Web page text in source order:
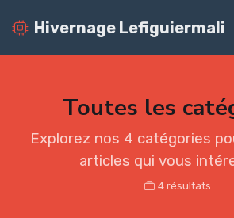
Hivernage Lefiguiermali
Toutes les
Explorez nos 4 catégories
articles qui vous
4 résultats